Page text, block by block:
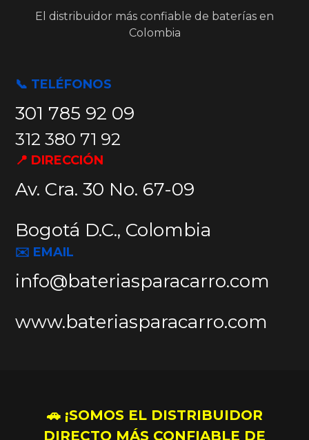
El distribuidor más confiable de baterías en
Colombia
📞 TELÉFONOS
301 785 92 09
312 380 71 92
📍 DIRECCIÓN
Av. Cra. 30 No. 67-09
Bogotá D.C., Colombia
✉️ EMAIL
info@bateriasparacarro.com
www.bateriasparacarro.com
🚗 ¡SOMOS EL DISTRIBUIDOR
DIRECTO MÁS CONFIABLE DE